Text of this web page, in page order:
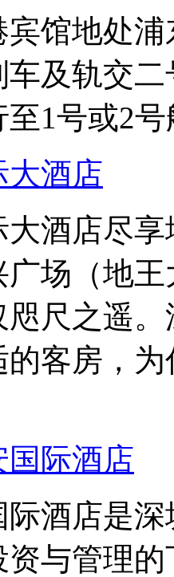
宾馆地处
车及轨交
1号或2
大酒店
酒店尽
场（地
尺之遥
客房，
际酒店
酒店是
与管理